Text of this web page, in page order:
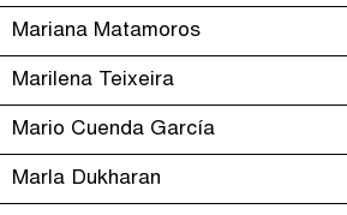
Mariana Matamoros
Marilena Teixeira
Mario Cuenda García
Marla Dukharan